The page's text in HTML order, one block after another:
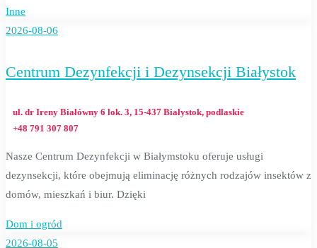
Inne
2026-08-06
Centrum Dezynfekcji i Dezynsekcji Białystok
ul. dr Ireny Białówny 6 lok. 3, 15-437 Białystok, podlaskie
+48 791 307 807
Nasze Centrum Dezynfekcji w Białymstoku oferuje usługi
dezynsekcji, które obejmują eliminację różnych rodzajów insektów z
domów, mieszkań i biur. Dzięki
Dom i ogród
2026-08-05